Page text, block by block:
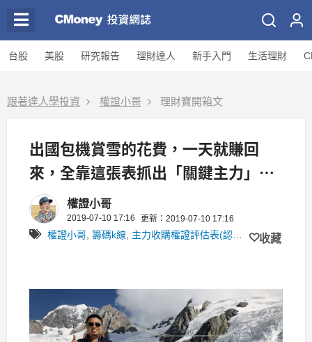
台股 美股 研究報告 理財達人 新手入門 生活理財
跟著達人學投資 權證小哥 理財寶開箱文
出國包機賞雪的花費，一天就賺回
來，全靠這張表抓出「關鍵主力」還
有這３步驟！
權證小哥
2019-07-10 17:16 更新：2019-07-10 17:16
權證小哥 籌碼k線 主力收購權證評估表(認購) ,全方位獨門監
收藏